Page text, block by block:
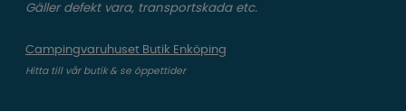
Gäller defekt vara, transportskada etc.
Campingvaruhuset Butik Enköping
Hitta till vår butik & se öppettider